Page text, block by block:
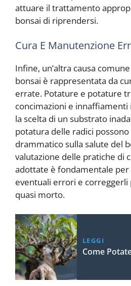
attuare il trattamento
bonsai di riprendersi.
Cura E Manutenzione
Infine, un’altra causa
bonsai è rappresentata da
errate. Potature e potature
concimazioni e innaffiamenti
la scelta di un substrato
potatura delle radici
drammatico sulla salute del
valutazione delle pratiche di
adottate è fondamentale per
eventuali errori e correggerli
quasi morto.
LEGGI
Come